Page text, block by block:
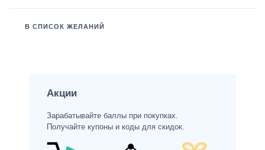
В СПИСОК ЖЕЛАНИЙ
Акции
Зарабатывайте баллы при покупках.
Получайте купоны и коды для скидок.